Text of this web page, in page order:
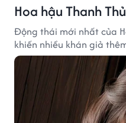
Hoa hậu Thanh
Động thái mới nhất của
khiến nhiều khán giả